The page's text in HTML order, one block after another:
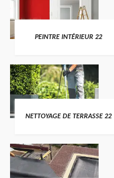
PEINTRE INTÉRIEUR 22
NETTOYAGE DE TERRASSE 22